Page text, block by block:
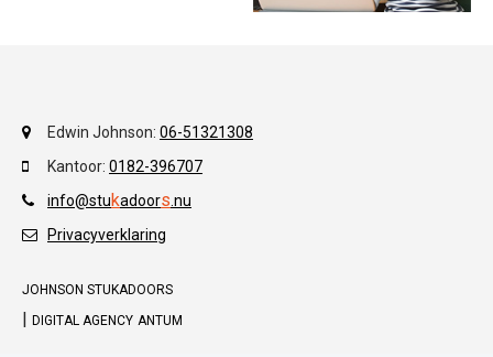
Edwin Johnson: 06-51321308
Kantoor: 0182-396707
info@stukadoors nu
Privacyverklaring
JOHNSON STUKADOORS
| DIGITAL AGENCY ANTUM